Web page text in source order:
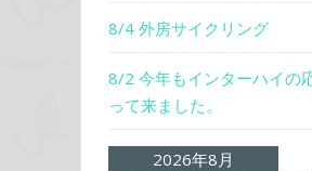
8/4 外房サイクリング
8/2 今年もインターハイの
って来ました。
2026年8月